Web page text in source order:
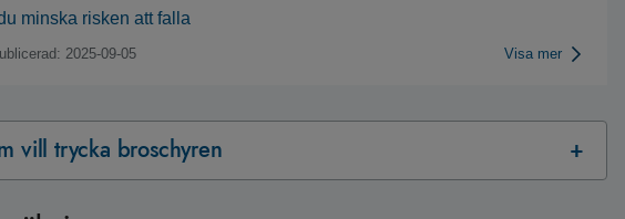
minska risken att falla
2025-09-05 Visa mer
vill trycka broschyren